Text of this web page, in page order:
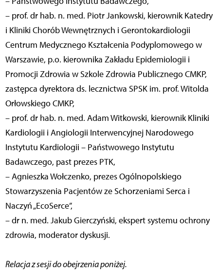
– prof. dr hab. n. med. Piotr Jankowski, kierownik Katedry
i Kliniki Chorób Wewnętrznych i Gerontokardiologii
Centrum Medycznego Kształcenia Podyplomowego w
Warszawie, p.o. kierownika Zakładu Epidemiologii i
Promocji Zdrowia w Szkole Zdrowia Publicznego CMKP,
zastępca dyrektora ds. lecznictwa SPSK im. prof. Witolda
Orłowskiego CMKP,
– prof. dr hab. n. med. Adam Witkowski, kierownik Kliniki
Kardiologii i Angiologii Interwencyjnej Narodowego
Instytutu Kardiologii – Państwowego Instytutu
Badawczego, past prezes PTK,
– Agnieszka Wołczenko, prezes Ogólnopolskiego
Stowarzyszenia Pacjentów ze Schorzeniami Serca i
Naczyń „EcoSerce”,
– dr n. med. Jakub Gierczyński, ekspert systemu ochrony
zdrowia, moderator dyskusji.
Relacja z sesji do obejrzenia poniżej.